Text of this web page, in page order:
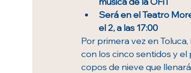
Será en el Teatro
el 2, a las 17:00
Por primera vez en
con los cinco sentidos y
copos de nieve que